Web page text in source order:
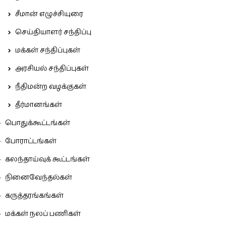
சீமான் எழுச்சியுரை
செய்தியாளர் சந்திப்பு
மக்கள் சந்திப்புகள்
அரசியல் சந்திப்புகள்
நீதிமன்ற வழக்குகள்
தீர்மானங்கள்
பொதுக்கூட்டங்கள்
போராட்டங்கள்
கலந்தாய்வுக் கூட்டங்கள்
நினைவேந்தல்கள்
கருத்தரங்கங்கள்
மக்கள் நலப் பணிகள்